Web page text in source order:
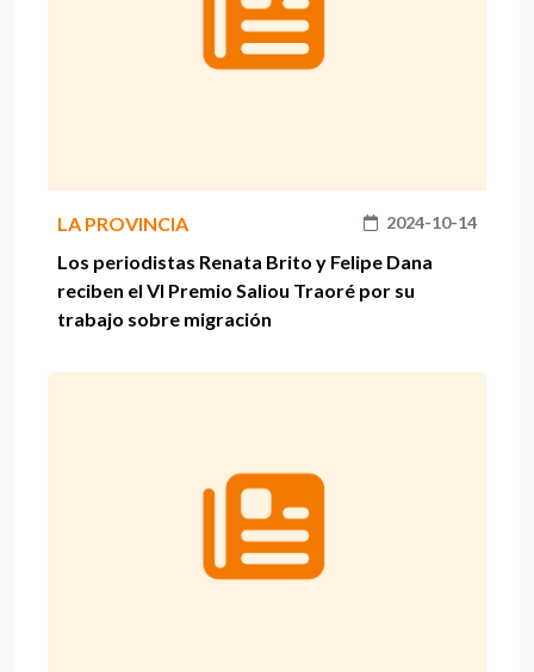
LA PROVINCIA 2024-10-14
Los periodistas Renata Brito y Felipe Dana
reciben el VI Premio Saliou Traoré por su
trabajo sobre migración